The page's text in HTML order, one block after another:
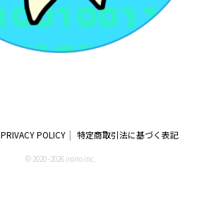
PRIVACY POLICY 特定商取引法に基づく表記
© 2020 -2026 iroiro inc.